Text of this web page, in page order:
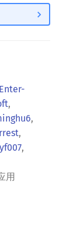
Enter-
,
,
,
,
用